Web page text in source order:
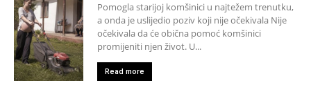
Pomogla starijoj komšinici u najtežem trenutku,
a onda je uslijedio poziv koji nije očekivala Nije
očekivala da će obična pomoć komšinici
promijeniti njen život. U...
Read more